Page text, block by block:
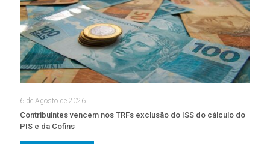
6 de Agosto de 2026
Contribuintes vencem nos TRFs exclusão do ISS do cálculo do
PIS e da Cofins